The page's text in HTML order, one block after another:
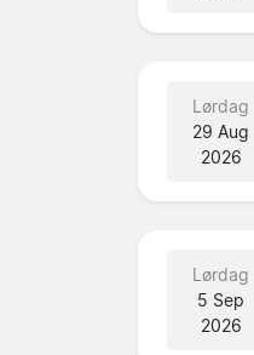
Lørdag
29 Aug
2026
Lørdag
5 Sep
2026